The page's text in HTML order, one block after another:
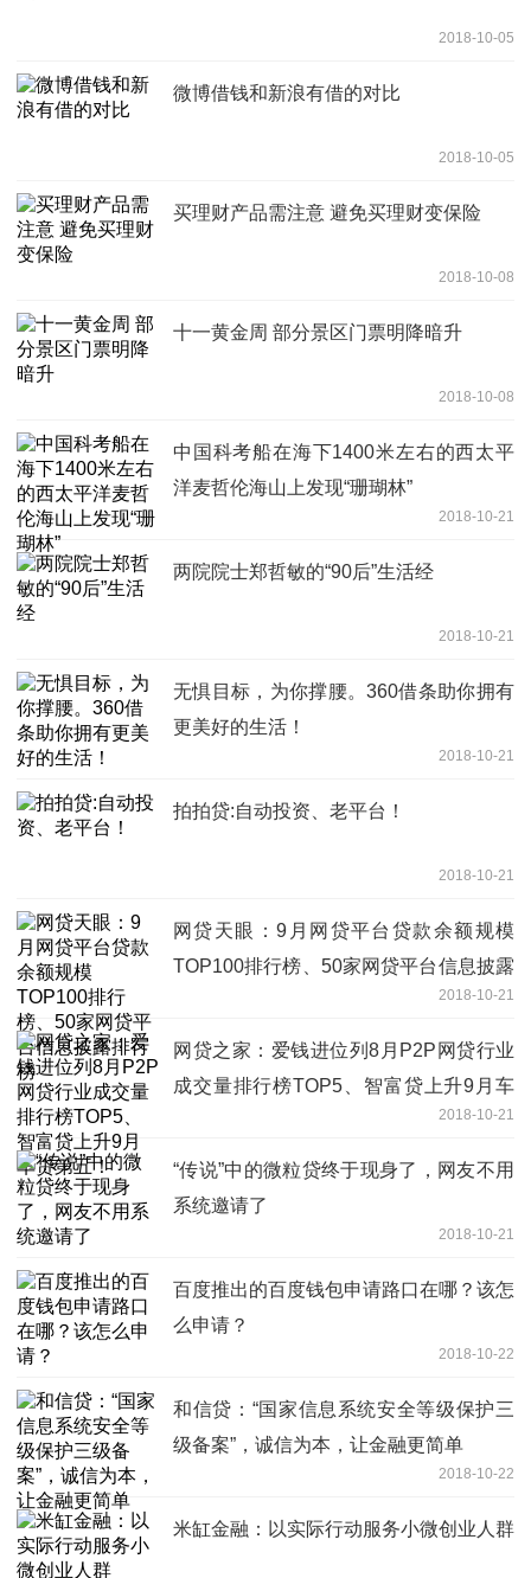
2018-10-05
微博借钱和新浪有借的对比
2018-10-05
买理财产品需注意 避免买理财变保险
2018-10-08
十一黄金周 部分景区门票明降暗升
2018-10-08
中国科考船在海下1400米左右的西太平
洋麦哲伦海山上发现“珊瑚林”
2018-10-21
两院院士郑哲敏的“90后”生活经
2018-10-21
无惧目标，为你撑腰。360借条助你拥有
更美好的生活！
2018-10-21
拍拍贷:自动投资、老平台！
2018-10-21
网贷天眼：9月网贷平台贷款余额规模
TOP100排行榜、50家网贷平台信息披露
2018-10-21
网贷之家：爱钱进位列8月P2P网贷行业
成交量排行榜TOP5、智富贷上升9月车
2018-10-21
“传说”中的微粒贷终于现身了，网友不用
系统邀请了
2018-10-21
百度推出的百度钱包申请路口在哪？该怎
么申请？
2018-10-22
和信贷：“国家信息系统安全等级保护三
级备案”，诚信为本，让金融更简单
2018-10-22
米缸金融：以实际行动服务小微创业人群